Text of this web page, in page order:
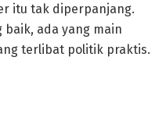
itu tak diperpanjang.
ada yang main
terlibat politik praktis.